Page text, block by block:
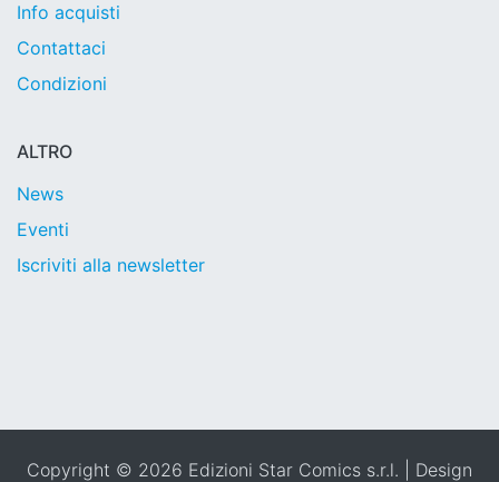
Info acquisti
Contattaci
Condizioni
ALTRO
News
Eventi
Iscriviti alla newsletter
Copyright © 2026 Edizioni Star Comics s.r.l. | Design